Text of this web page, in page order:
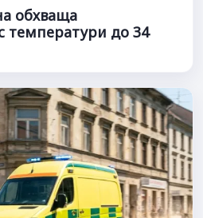
обхваща
температури до 34